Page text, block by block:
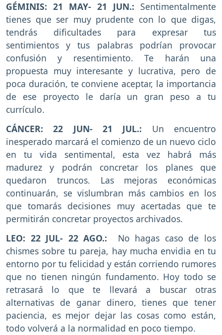
GÉMINIS: 21 MAY- 21 JUN.: Sentimentalmente
tienes que ser muy prudente con lo que digas,
tendrás dificultades para expresar tus
sentimientos y tus palabras podrían provocar
confusión y resentimiento. Te harán una
propuesta muy interesante y lucrativa, pero de
poca duración, te conviene aceptar, la importancia
de ese proyecto le daría un gran peso a tu
currículo.
CÁNCER: 22 JUN- 21 JUL.: Un encuentro
inesperado marcará el comienzo de un nuevo ciclo
en tu vida sentimental, esta vez habrá más
madurez y podrán concretar los planes que
quedaron truncos. Las mejoras económicas
continuarán, se vislumbran más cambios en los
que tomarás decisiones muy acertadas que te
permitirán concretar proyectos archivados.
LEO: 22 JUL- 22 AGO.: No hagas caso de los
chismes sobre tu pareja, hay mucha envidia en tu
entorno por tu felicidad y están corriendo rumores
que no tienen ningún fundamento. Hoy todo se
retrasará lo que te llevará a buscar otras
alternativas de ganar dinero, tienes que tener
paciencia, es mejor dejar las cosas como están,
todo volverá a la normalidad en poco tiempo.